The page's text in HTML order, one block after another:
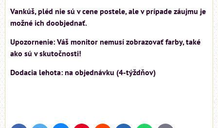
Vankúš, pléd nie sú v cene postele, ale v prípade záujmu je
možné ich doobjednať.
Upozornenie: Váš monitor nemusí zobrazovať farby, také
ako sú v skutočnosti!
Dodacia lehota: na objednávku (4-týždňov)